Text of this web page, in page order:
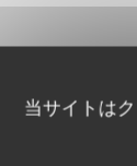
当サイトは